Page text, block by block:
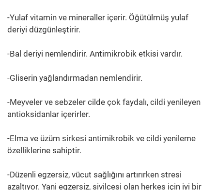
-Yulaf vitamin ve mineraller içerir. Öğütülmüş yulaf
deriyi düzgünleştirir.
-Bal deriyi nemlendirir. Antimikrobik etkisi vardır.
-Gliserin yağlandırmadan nemlendirir.
-Meyveler ve sebzeler cilde çok faydalı, cildi yenileyen
antioksidanlar içerirler.
-Elma ve üzüm sirkesi antimikrobik ve cildi yenileme
özelliklerine sahiptir.
-Düzenli egzersiz, vücut sağlığını artırırken stresi
azaltıyor. Yani egzersiz, sivilcesi olan herkes için iyi bir